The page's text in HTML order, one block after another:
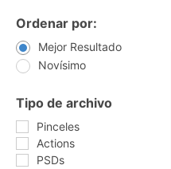
Ordenar por:
Mejor Resultado
Novísimo
Tipo de archivo
Pinceles
Actions
PSDs